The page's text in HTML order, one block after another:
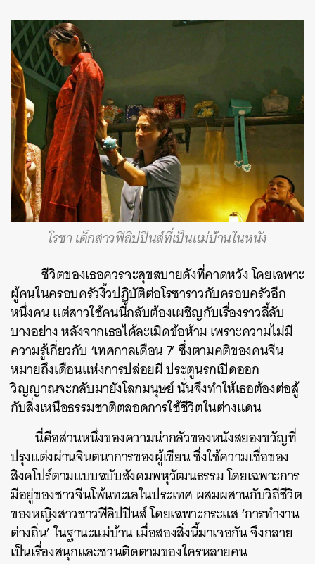
โรซา เด็กสาวฟิลิปปินส์ที่เป็นแม่บ้านในหนัง
ชีวิตของเธอควรจะสุขสบายดังที่คาดหวัง โดยเฉพาะ
ผู้คนในครอบครัวงิ้วปฏิบัติต่อโรซาราวกับครอบครัวอีก
หนึ่งคน แต่สาวใช้คนนี้กลับต้องเผชิญกับเรื่องราวลี้ลับ
บางอย่าง หลังจากเธอได้ละเมิดข้อห้าม เพราะความไม่มี
ความรู้เกี่ยวกับ ‘เทศกาลเดือน 7’ ซึ่งตามคติของคนจีน
หมายถึงเดือนแห่งการปล่อยผี ประตูนรกเปิดออก
วิญญาณจะกลับมายังโลกมนุษย์ นั่นจึงทำให้เธอต้องต่อสู้
กับสิ่งเหนือธรรมชาติตลอดการใช้ชีวิตในต่างแดน
นี่คือส่วนหนึ่งของความน่ากลัวของหนังสยองขวัญที่
ปรุงแต่งผ่านจินตนาการของผู้เขียน ซึ่งใช้ความเชื่อของ
สิงคโปร์ตามแบบฉบับสังคมพหุวัฒนธรรม โดยเฉพาะการ
มีอยู่ของชาวจีนโพ้นทะเลในประเทศ ผสมผสานกับวิถีชีวิต
ของหญิงสาวชาวฟิลิปปินส์ โดยเฉพาะกระแส ‘การทำงาน
ต่างถิ่น’ ในฐานะแม่บ้าน เมื่อสองสิ่งนี้มาเจอกัน จึงกลาย
เป็นเรื่องสนุกและชวนติดตามของใครหลายคน